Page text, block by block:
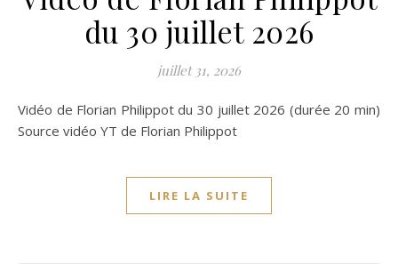
du 30 juillet 2026
juillet 31, 2026
Vidéo de Florian Philippot du 30 juillet 2026 (durée 20 min)
Source vidéo YT de Florian Philippot
LIRE LA SUITE